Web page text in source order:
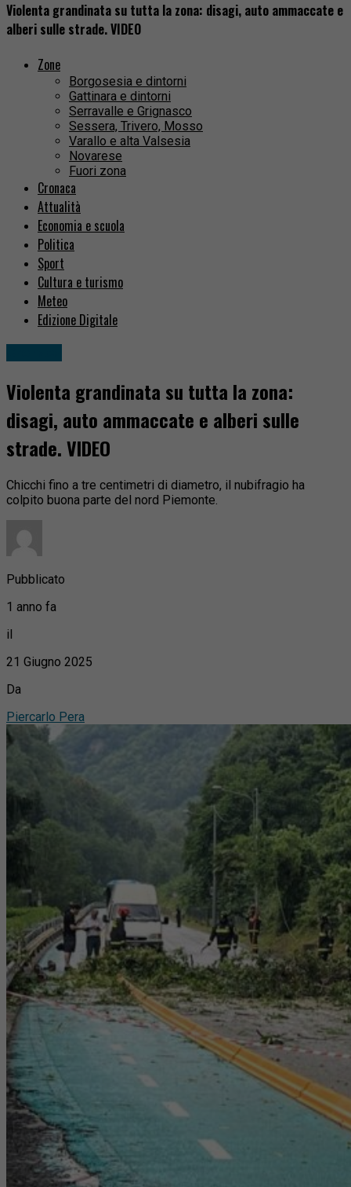
Violenta grandinata su tutta la zona: disagi, auto ammaccate e
alberi sulle strade. VIDEO
Zone
Borgosesia e dintorni
Gattinara e dintorni
Serravalle e Grignasco
Sessera, Trivero, Mosso
Varallo e alta Valsesia
Novarese
Fuori zona
Cronaca
Attualità
Economia e scuola
Politica
Sport
Cultura e turismo
Meteo
Edizione Digitale
Violenta grandinata su tutta la zona:
disagi, auto ammaccate e alberi sulle
strade. VIDEO
Chicchi fino a tre centimetri di diametro, il nubifragio ha
colpito buona parte del nord Piemonte.
Pubblicato
1 anno fa
il
21 Giugno 2025
Da
Piercarlo Pera